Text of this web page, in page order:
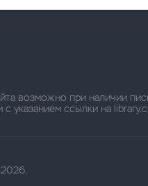
возможно при наличии
указанием ссылки на